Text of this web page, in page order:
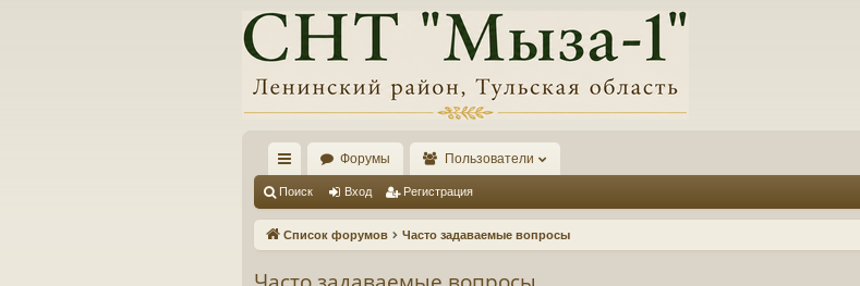
с
ы
Форумы Пользователи
Поиск Вход Регистрация
Список форумов Часто задаваемые вопросы